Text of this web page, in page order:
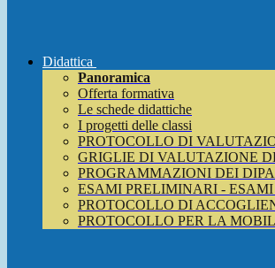
Didattica
Panoramica
Offerta formativa
Le schede didattiche
I progetti delle classi
PROTOCOLLO DI
GRIGLIE DI VALUTAZIONE
PROGRAMMAZIONI DEI
ESAMI PRELIMINARI -
PROTOCOLLO DI
PROTOCOLLO PER LA